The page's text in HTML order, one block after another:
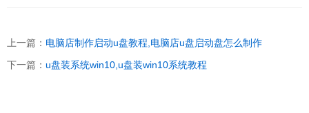
上一篇： 电脑店制作启动u盘教程,电脑店u盘启动盘怎么制作
下一篇： u盘装系统win10,u盘装win10系统教程